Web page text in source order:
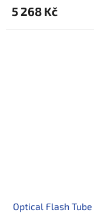
5 268 Kč
Optical Flash